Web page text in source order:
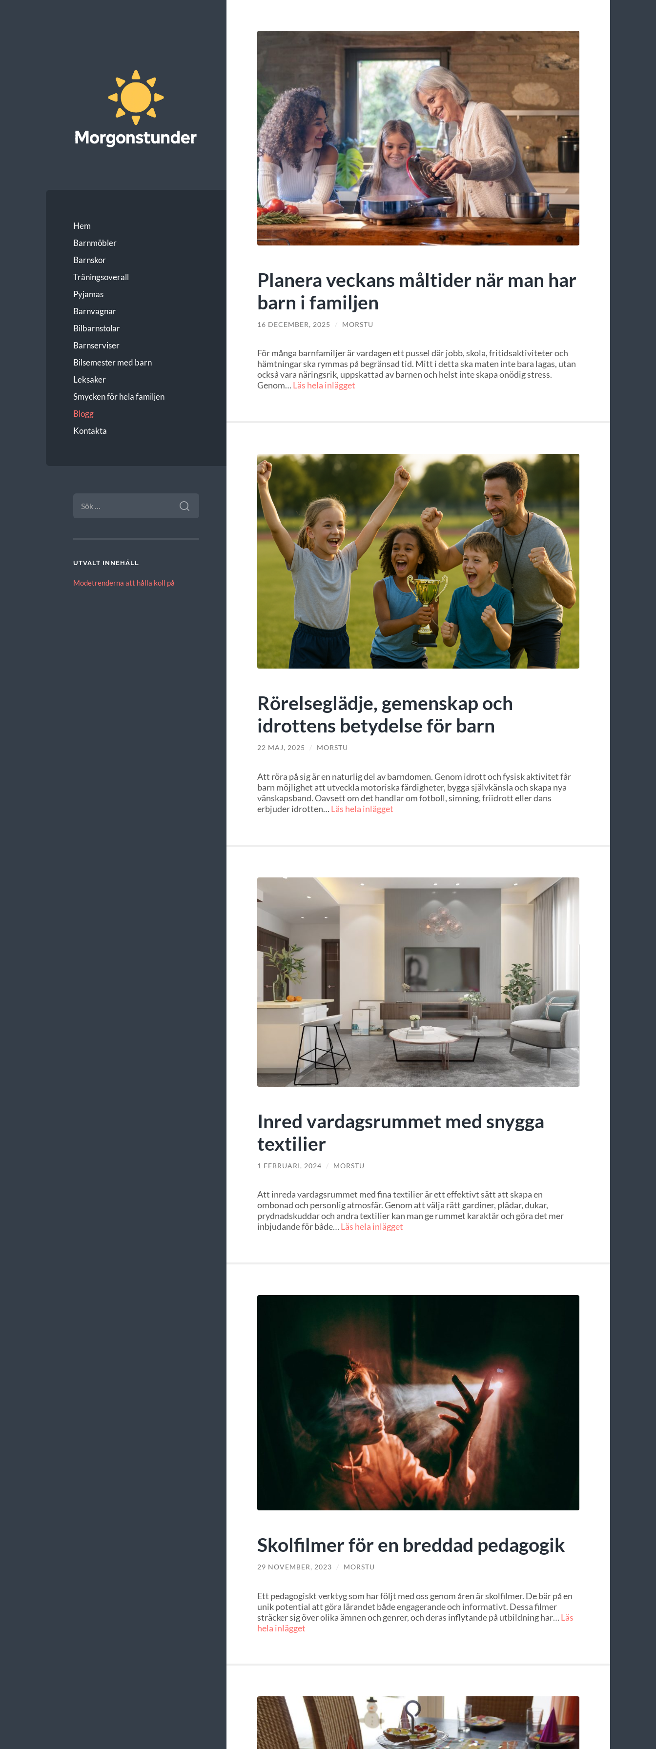
Hem
Barnmöbler
Barnskor
Träningsoverall
Pyjamas
Barnvagnar
Bilbarnstolar
Barnserviser
Bilsemester med barn
Leksaker
Smycken för hela familjen
Blogg
Kontakta
EFTER:
UTVALT INNEHÅLL
Modetrenderna att hålla koll på
Planera veckans måltider när man har
barn i familjen
16 DECEMBER, 2025 / MORSTU
För många barnfamiljer är vardagen ett pussel där jobb, skola, fritidsaktiviteter och
hämtningar ska rymmas på begränsad tid. Mitt i detta ska maten inte bara lagas, utan
också vara näringsrik, uppskattad av barnen och helst inte skapa onödig stress.
Genom…Läs hela inlägget
Rörelseglädje, gemenskap och
idrottens betydelse för barn
22 MAJ, 2025 / MORSTU
Att röra på sig är en naturlig del av barndomen. Genom idrott och fysisk aktivitet får
barn möjlighet att utveckla motoriska färdigheter, bygga självkänsla och skapa nya
vänskapsband. Oavsett om det handlar om fotboll, simning, friidrott eller dans
erbjuder idrotten…Läs hela inlägget
Inred vardagsrummet med snygga
textilier
1 FEBRUARI, 2024 / MORSTU
Att inreda vardagsrummet med fina textilier är ett effektivt sätt att skapa en
ombonad och personlig atmosfär. Genom att välja rätt gardiner, plädar, dukar,
prydnadskuddar och andra textilier kan man ge rummet karaktär och göra det mer
inbjudande för både…Läs hela inlägget
Skolfilmer för en breddad pedagogik
29 NOVEMBER, 2023 / MORSTU
Ett pedagogiskt verktyg som har följt med oss genom åren är skolfilmer. De bär på en
unik potential att göra lärandet både engagerande och informativt. Dessa filmer
sträcker sig över olika ämnen och genrer, och deras inflytande på utbildning har…Läs
hela inlägget